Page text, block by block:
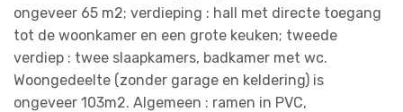
ongeveer 65 m2; verdieping : hall met directe toegang
tot de woonkamer en een grote keuken; tweede
verdiep : twee slaapkamers, badkamer met wc.
Woongedeelte (zonder garage en keldering) is
ongeveer 103m2. Algemeen : ramen in PVC,